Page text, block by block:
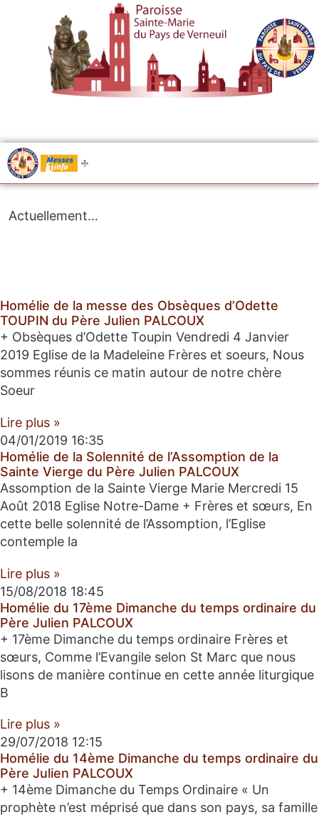
Messes
Actuellement…
Homélie de la messe des Obsèques d’Odette
TOUPIN du Père Julien PALCOUX
+ Obsèques d’Odette Toupin Vendredi 4 Janvier
2019 Eglise de la Madeleine Frères et soeurs, Nous
sommes réunis ce matin autour de notre chère
Soeur
Lire plus »
04/01/2019 16:35
Homélie de la Solennité de l’Assomption de la
Sainte Vierge du Père Julien PALCOUX
Assomption de la Sainte Vierge Marie Mercredi 15
Août 2018 Eglise Notre-Dame + Frères et sœurs, En
cette belle solennité de l’Assomption, l’Eglise
contemple la
Lire plus »
15/08/2018 18:45
Homélie du 17ème Dimanche du temps ordinaire du
Père Julien PALCOUX
+ 17ème Dimanche du temps ordinaire Frères et
sœurs, Comme l’Evangile selon St Marc que nous
lisons de manière continue en cette année liturgique
B
Lire plus »
29/07/2018 12:15
Homélie du 14ème Dimanche du temps ordinaire du
Père Julien PALCOUX
+ 14ème Dimanche du Temps Ordinaire « Un
prophète n’est méprisé que dans son pays, sa famille